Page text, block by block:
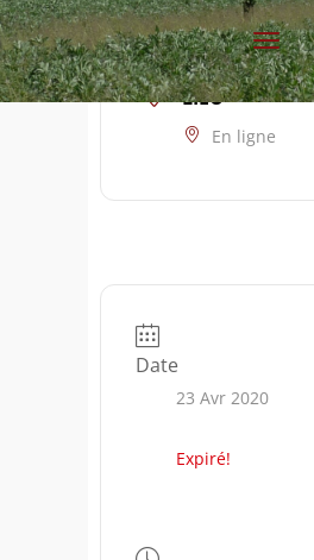
LIEU
En ligne
Date
23 Avr 2020
Expiré!